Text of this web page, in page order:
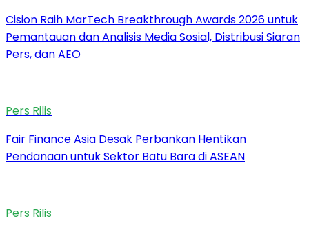
Cision Raih MarTech Breakthrough Awards 2026 untuk
Pemantauan dan Analisis Media Sosial, Distribusi Siaran
Pers, dan AEO
Pers Rilis
Fair Finance Asia Desak Perbankan Hentikan
Pendanaan untuk Sektor Batu Bara di ASEAN
Pers Rilis